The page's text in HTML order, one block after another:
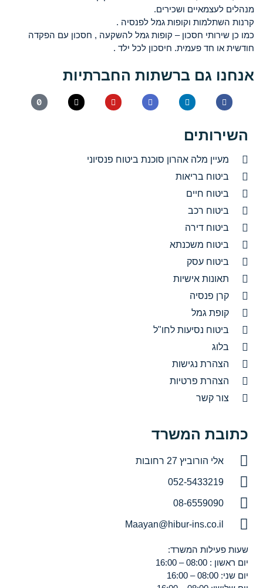
מנהלים לעצמאיים ושכירים.
קרנות השתלמות וקופות גמל לפנסיה .
כמו כן שירותי חסכון – קופות גמל להשקעה , חסכון עם הפקדה
חודשית או חד פעמית. חיסכון לכל ילד .
אנחנו גם ברשתות החברתיות
השירותים
מעיין מלה אהרון סוכנת ביטוח פנסיוני
ביטוח בריאות
ביטוח חיים
ביטוח רכב
ביטוח דירה
ביטוח משכנתא
ביטוח עסק
תאונות אישיות
קרן פנסיה
קופת גמל
ביטוח נסיעות לחו"ל
בלוג
הצהרת נגישות
הצהרת פרטיות
צור קשר
כתובת המשרד
אלי הורוביץ 27 רחובות
052-5433219
08-6559090
Maayan@hibur-ins.co.il
שעות פעילות המשרד:
יום ראשון : 08:00 – 16:00
יום שני: 08:00 – 16:00